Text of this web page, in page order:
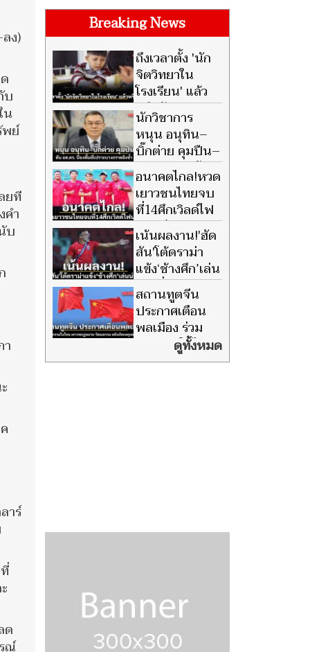
ง)
บ
น
พย์
ยที
คำ
บ
าร์
ด
ณ์
Breaking News
ถึงเวลาตั้ง 'นัก
จิตวิทยาใน
โรงเรียน' แล้ว
หรือยัง?
นักวิชาการ
หนุน อนุทิน–
บิ๊กต่าย คุมปืน–
ดัน อส.ตร. ป้อง
พื้นที่เปราะบางกราดยิงซ้ำ
อนาคตไกล!หวด
เยาวชนไทยจบ
ที่14ศึกเวิลด์ไฟ
นอลส์
เน้นผลงาน!'ฮัด
สัน'โต้ดราม่า
แข้ง‘ช้างศึก’เล่น
น่าเบื่อ
สถานทูตจีน
ประกาศเตือน
พลเมือง ร่วม
กิจกรรมในไทย
เคารพกฎหมาย วัฒนธรรม หลัง
ดูทั้งหมด